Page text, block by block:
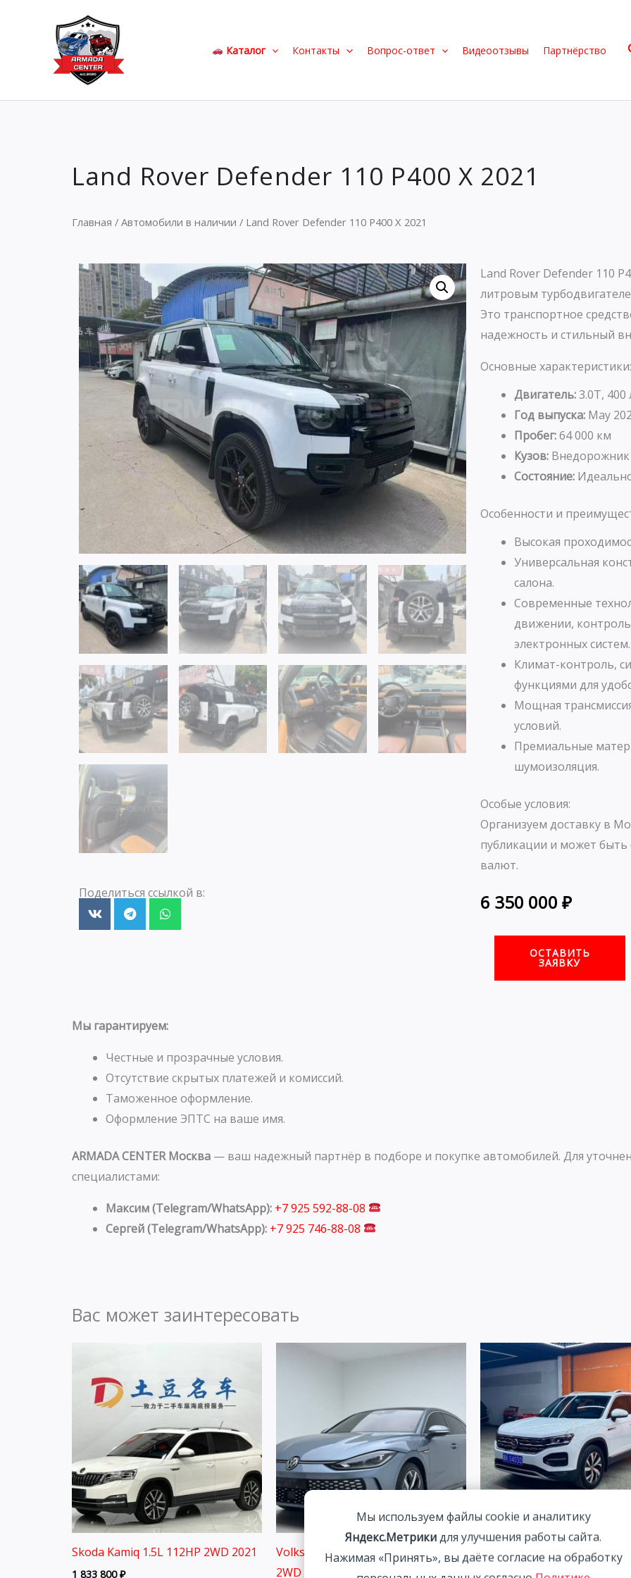
содержимому
Каталог Контакты Вопрос-ответ Видеоотзывы Партнёрство
Land Rover Defender 110 P400 X 2021
Главная / Автомобили в наличии / Land Rover Defender 110 P400 X 2021
Поделиться ссылкой в:
Land Rover Defender 110
литровым
Это транспортное
надежность и стильный
Основные характеристики:
Двигатель:3.0T, 400
Год выпуска: May
Пробег:64 000 км
Кузов: Внедорожник
Состояние:
Особенности и
Высокая
Универсальная
салона.
Современные
движении,
электронных систем.
Климат-контроль,
функциями для
Мощная
условий.
Премиальные
шумоизоляция.
Особые условия:
Организуем доставку в
публикации и может быть
валют.
6 350 000 ₽
ОСТАВИТЬ
ЗАЯВКУ
Мы гарантируем:
Честные и прозрачные условия.
Отсутствие скрытых платежей и комиссий.
Таможенное оформление.
Оформление ЭПТС на ваше имя.
ARMADA CENTER Москва — ваш надежный партнёр в подборе и покупке автомобилей. Для
специалистами:
Максим (Telegram/WhatsApp): +7 925 592-88-08
Сергей (Telegram/WhatsApp): +7 925 746-88-08
Вас может заинтересовать
Skoda Kamiq 1.5L 112HP 2WD 2021
1 833 800₽
Volkswagen Lamando 1.4T 150HP
2WD 2022 | Синий | Арт. CA6673
Volkswagen Tanyue 280TSI
Intelligent Connection
Мы используем файлы cookie и аналитику
Яндекс.Метрикидля улучшения работы сайта.
Нажимая «Принять», вы даёте согласие на обработку